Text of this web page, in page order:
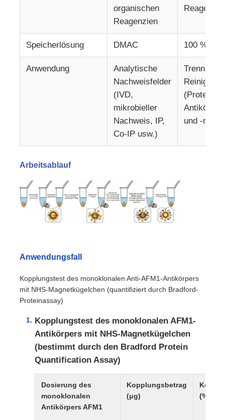
Magnetische Perlen zur Zellsortierung
Magnetische Perlen-Protein-Reinigung
Oberflächenaktivierte Magnetkugeln
organischen
Reagenzien
Speicherlösung DMAC 100 %
Anwendung
Analytische
Nachweisfelder
(IVD,
mikrobieller
Nachweis, IP,
Co-IP usw.)
Trenn- und
(Protein-
und -
Arbeitsablauf
Anwendungsfall
Kopplungstest des monoklonalen Anti-AFM1-Antikörpers
mit NHS-Magnetkügelchen (quantifiziert durch Bradford-
Proteinassay)
Kopplungstest des monoklonalen AFM1-
Antikörpers mit NHS-Magnetkügelchen
(bestimmt durch den Bradford Protein
Quantification Assay)
Dosierung des
monoklonalen
Antikörpers AFM1
Kopplungsbetrag
(μg)
(%)